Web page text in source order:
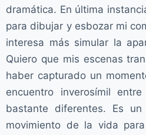
dramática. En última
para dibujar y esbozar mi
interesa más simular la
Quiero que mis escenas
haber capturado un
encuentro inverosímil
bastante diferentes. Es
movimiento de la vida